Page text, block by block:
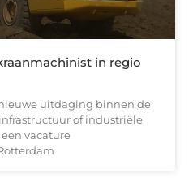
in regio
uitdaging binnen de
of industriële
vacature